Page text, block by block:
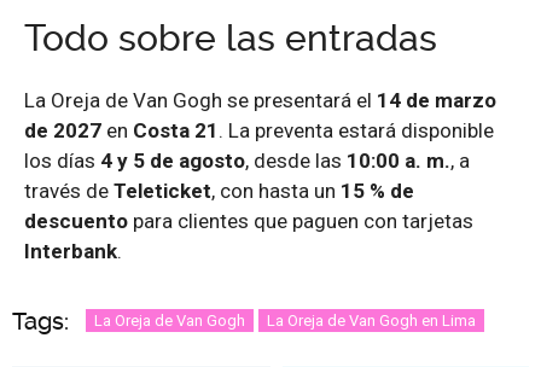
Todo sobre las entradas
La Oreja de Van Gogh se presentará el 14 de marzo
de 2027 en Costa 21 . La preventa estará disponible
los días 4 y 5 de agosto, desde las 10:00 a. m., a
través de Teleticket, con hasta un 15 % de
descuento para clientes que paguen con tarjetas
Interbank.
Tags: La Oreja de Van Gogh La Oreja de Van Gogh en Lima